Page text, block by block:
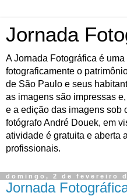
Jornada
A Jornada Fotográfica é
fotograficamente o
de São Paulo e seus
as imagens são impressas
e a edição das imagens sob
fotógrafo André Douek, em
atividade é gratuita e aberta
profissionais.
domingo, 2 de fevereiro
Jornada